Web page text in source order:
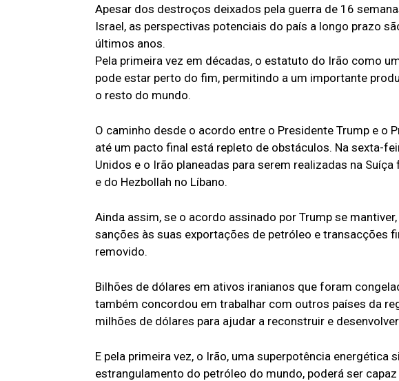
Apesar dos destroços deixados pela guerra de 16
Israel, as perspectivas potenciais do país a longo prazo
últimos anos.
Pela primeira vez em décadas, o estatuto do Irão como
pode estar perto do fim, permitindo a um importante
o resto do mundo.
O caminho desde o acordo entre o Presidente Trump e o
até um pacto final está repleto de obstáculos. Na sexta-
Unidos e o Irão planeadas para serem realizadas na
e do Hezbollah no Líbano.
Ainda assim, se o acordo assinado por Trump se
sanções às suas exportações de petróleo e transacções
removido.
Bilhões de dólares em ativos iranianos que foram
também concordou em trabalhar com outros países da
milhões de dólares para ajudar a reconstruir e
E pela primeira vez, o Irão, uma superpotência
estrangulamento do petróleo do mundo, poderá ser